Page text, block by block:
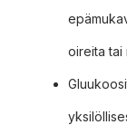
oireita tai